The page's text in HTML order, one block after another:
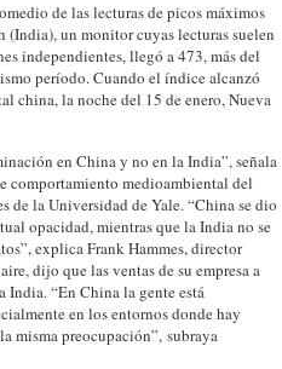
de las lecturas de picos máximos
(India), un monitor cuyas lecturas suelen
independientes, llegó a 473, más del
período. Cuando el índice alcanzó
china, la noche del 15 de enero, Nueva
en China y no en la India”, señala
comportamiento medioambiental del
la Universidad de Yale. “China se dio
opacidad, mientras que la India no se
explica Frank Hammes, director
dijo que las ventas de su empresa a
India. “En China la gente está
en los entornos donde hay
misma preocupación”, subraya